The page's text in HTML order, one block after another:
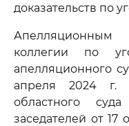
доказательств по
Апелляционным
коллегии по
апелляционного
апреля 2024 г.
областного
заседателей от 17